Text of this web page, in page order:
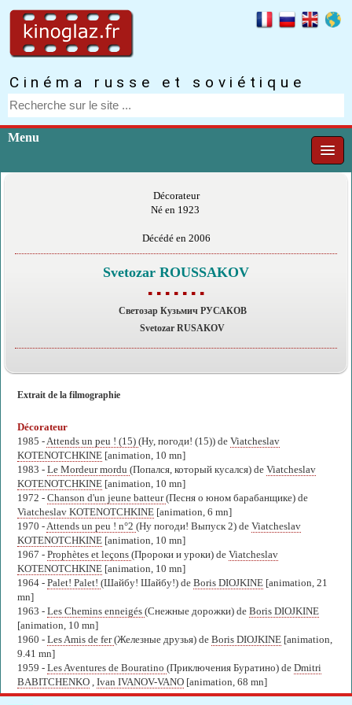
Cinéma russe et soviétique
Menu
Décorateur
Né en 1923
Décédé en 2006
Svetozar ROUSSAKOV
▪ ▪ ▪ ▪ ▪ ▪ ▪
Светозар Кузьмич РУСАКОВ
Svetozar RUSAKOV
Extrait de la filmographie
Décorateur
1985 -Attends un peu ! (15) (Ну, погоди! (15)) de Viatcheslav
KOTENOTCHKINE [animation, 10 mn]
1983 - Le Mordeur mordu (Попался, который кусался) de Viatcheslav
KOTENOTCHKINE [animation, 10 mn]
1972 - Chanson d'un jeune batteur(Песня о юном барабанщике) de
Viatcheslav KOTENOTCHKINE [animation, 6 mn]
1970 -Attends un peu ! n°2 (Ну погоди! Выпуск 2) de Viatcheslav
KOTENOTCHKINE [animation, 10 mn]
1967 - Prophètes et leçons (Пророки и уроки) de Viatcheslav
KOTENOTCHKINE [animation, 10 mn]
1964 - Palet! Palet! (Шайбу! Шайбу!) de Boris DIOJKINE [animation, 21
mn]
1963 - Les Chemins enneigés (Снежные дорожки) de Boris DIOJKINE
[animation, 10 mn]
1960 - Les Amis de fer(Железные друзья) de Boris DIOJKINE [animation,
9.41 mn]
1959 - Les Aventures de Bouratino (Приключения Буратино) de Dmitri
BABITCHENKO , Ivan IVANOV-VANO [animation, 68 mn]